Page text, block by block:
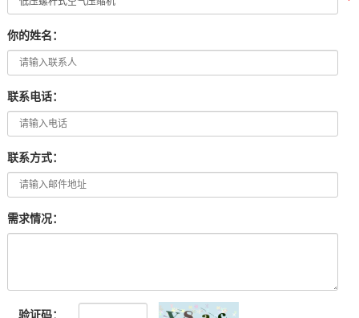
你的姓名：
联系电话：
联系方式：
需求情况：
验证码：